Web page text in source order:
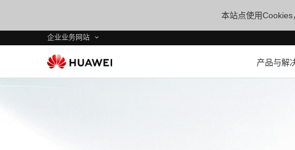
本站点使用Cookies
企业业务网站
产品与解